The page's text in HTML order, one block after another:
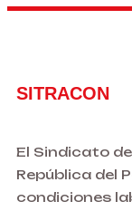
SITRACON
El Sindicato
República del
condiciones